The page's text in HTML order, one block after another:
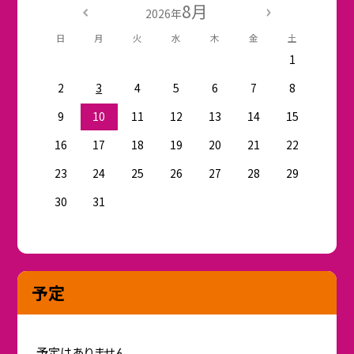
2026年8月
日 月 火 水 木 金 土
1
2
3 4 5 6 7
8
9
10 11 12 13 14
15
16
17 18 19 20 21
22
23
24 25 26 27 28
29
30
31
予定